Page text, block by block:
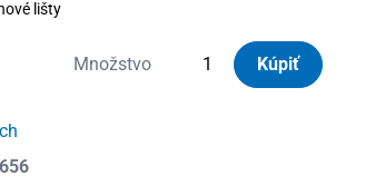
lišty
Množstvo
množstvo
Kúpiť